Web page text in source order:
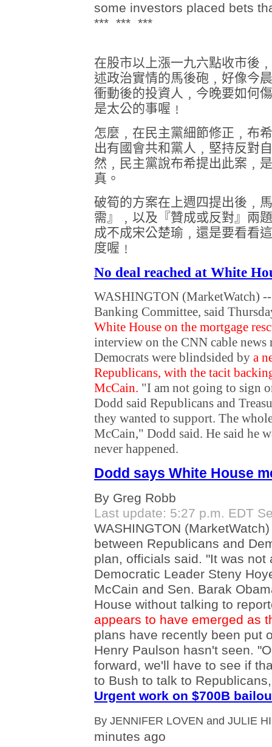
some investors placed bets
*** *** ***
在股市以上漲一九六點收市後
述政治實情的馬後砲﹐好像今
衝動後的投資人﹐今晚要如何
是太公的事喔﹗
怎麼﹐在民主黨細節修正﹐布
出有國會共和黨人﹐堅持反對
然﹐民主黨說布希提出此案﹐
真。
破筍的方案在上週四提出後﹐
需』﹐以及『贊成或反對』兩
成不成宋公楚瑜﹐還是要看看
度喔﹗
No deal reached at White
WASHINGTON (MarketWatch)
Banking Committee, said
White House on the mortgage
interview on the CNN cable
Democrats were blindsided by a
Republicans, with the tacit
McCain. "I am not going to sign
Dodd said Republicans and
they wanted to support. The
McCain," Dodd said. He said he
never happened.
Dodd says White House
By Greg Robb
Last update: 5:27 p.m. EDT
WASHINGTON
between Republicans and
plan, officials said. "It was
Democratic Leader Steny
McCain and Sen. Barak
House without talking to
appears to have emerged as
plans have recently been put
Henry Paulson hasn't seen.
forward, we'll have to see if
to Bush to talk to
Urgent work on $700B
By JENNIFER LOVEN and JULIE
minutes ago